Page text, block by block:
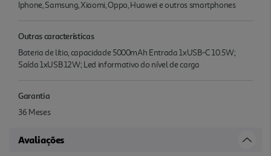
Iphone, Samsung, Xiaomi, Oppo, Huawei e outros smartphones
Outras características
Bateria de lítio, capacidade 5000mAh Entrada 1xUSB-C 10.5W;
Saída 1xUSB 12W; Led informativo do nível de carga
Garantia
36 Meses
Avaliações